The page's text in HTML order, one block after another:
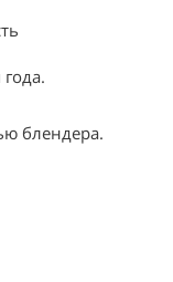
блендера.